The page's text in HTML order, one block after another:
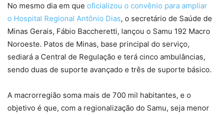
No mesmo dia em que oficializou o convênio para ampliar
o Hospital Regional Antônio Dias, o secretário de Saúde de
Minas Gerais, Fábio Baccheretti, lançou o Samu 192 Macro
Noroeste. Patos de Minas, base principal do serviço,
sediará a Central de Regulação e terá cinco ambulâncias,
sendo duas de suporte avançado e três de suporte básico.
A macrorregião soma mais de 700 mil habitantes, e o
objetivo é que, com a regionalização do Samu, seja menor